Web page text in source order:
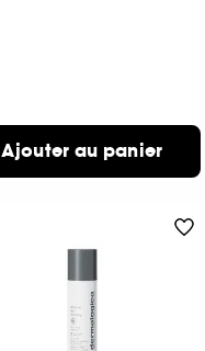
Ajouter au panier